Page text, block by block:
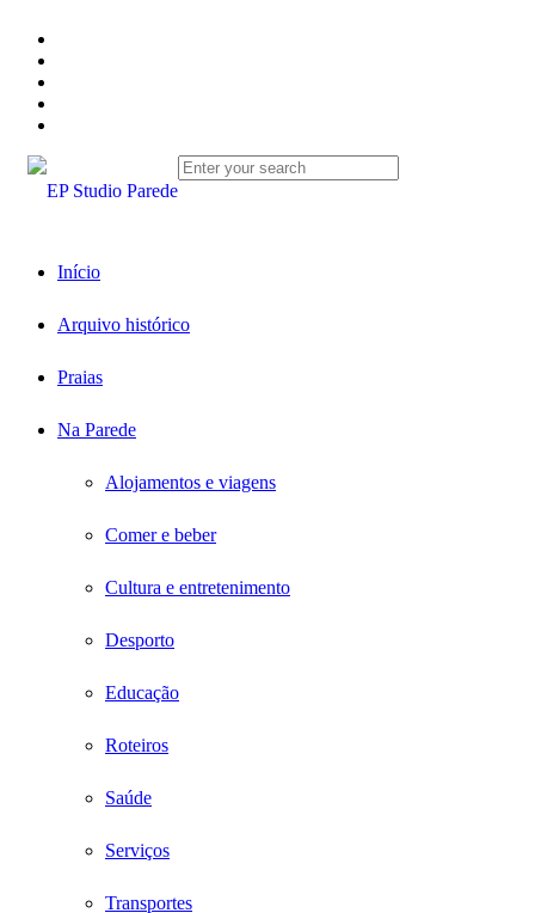
Início
Arquivo histórico
Praias
Na Parede
Alojamentos e viagens
Comer e beber
Cultura e entretenimento
Desporto
Educação
Roteiros
Saúde
Serviços
Transportes